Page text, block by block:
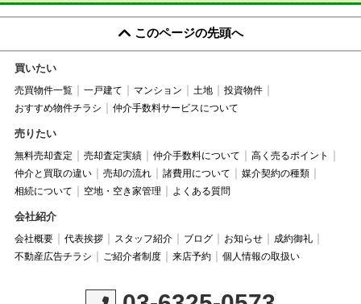
このページの先頭へ
買いたい
売買物件一覧 一戸建て マンション 土地
投資物件
おすすめ物件チラシ
仲介手数料サービスについて
売りたい
無料売却査定 売却査定実績 仲介手数料について
高く売るポイント
仲介と買取の違い
売却の流れ 諸費用について
媒介契約の種類
相続について
空地・空き家管理 よくある質問
会社紹介
会社概要 代表挨拶 スタッフ紹介 ブログ お知らせ
成約御礼
不動産広告チラシ
ご紹介者制度 来店予約 個人情報の取扱い